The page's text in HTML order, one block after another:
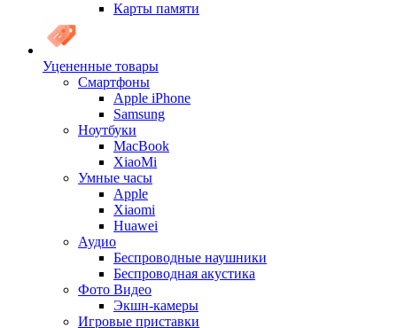
Карты памяти
Уцененные товары
Cмартфоны
Apple iPhone
Samsung
Ноутбуки
MacBook
XiaoMi
Умные часы
Apple
Xiaomi
Huawei
Аудио
Беспроводные наушники
Беспроводная акустика
Фото Видео
Экшн-камеры
Игровые приставки